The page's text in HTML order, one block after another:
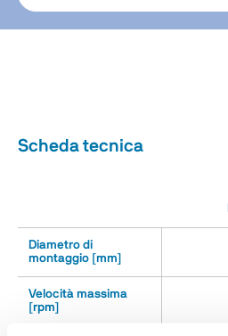
Scheda tecnica
Diametro di
montaggio [mm]
Velocità massima
[rpm]